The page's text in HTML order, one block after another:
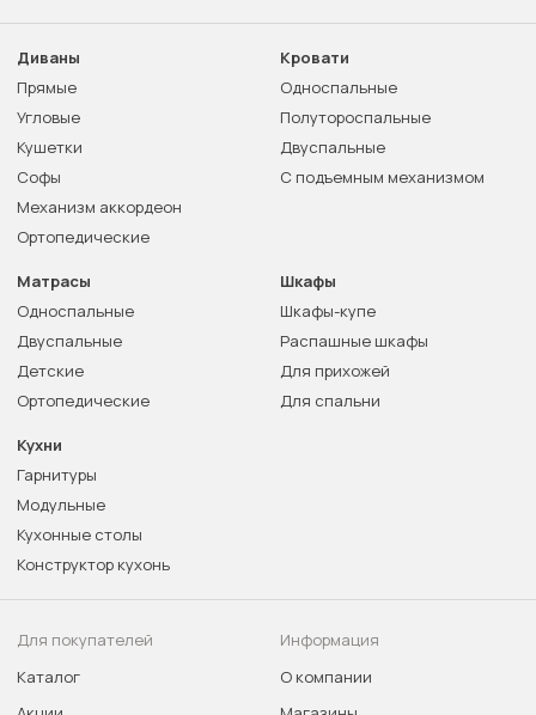
Диваны
Прямые
Угловые
Кушетки
Софы
Механизм аккордеон
Ортопедические
Кровати
Односпальные
Полутороспальные
Двуспальные
С подъемным механизмом
Матрасы
Односпальные
Двуспальные
Детские
Ортопедические
Шкафы
Шкафы-купе
Распашные шкафы
Для прихожей
Для спальни
Кухни
Гарнитуры
Модульные
Кухонные столы
Конструктор кухонь
Для покупателей
Каталог
Информация
О компании